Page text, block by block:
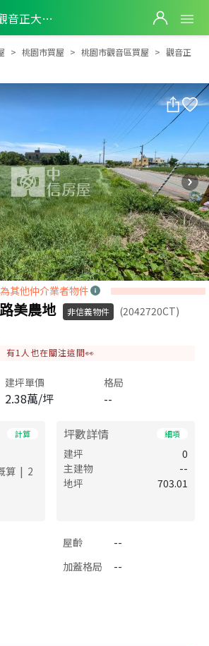
觀音正大路8米路美農地
觀音正大路8米路美農地
桃園市買屋 桃園市觀音區買屋
觀音正
其他仲介業者物件
美農地 非信義物件
(2042720CT)
有1 人也在關注這間👀
建坪單價
2.38萬/坪
格局
--
計算
算 | 2
坪數詳情 細項
建坪
0
主建物
--
地坪
703.01
屋齡
--
加蓋格局
--